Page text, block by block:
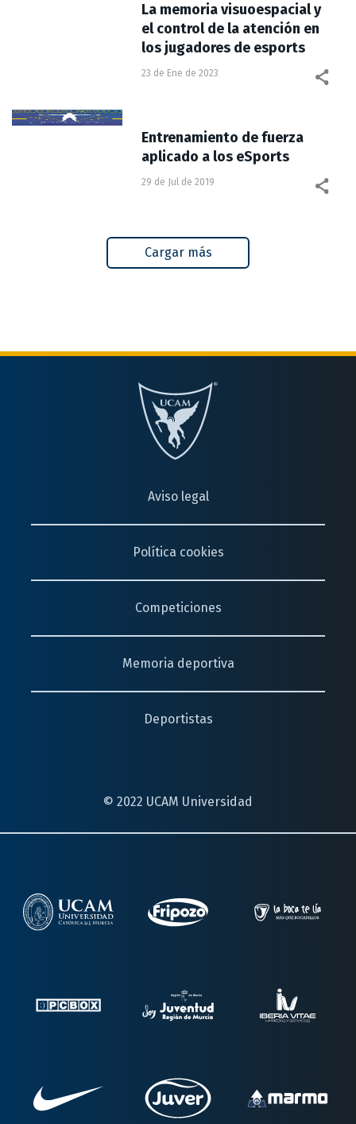
La memoria visuoespacial y
el control de la atención en
los jugadores de esports
23 de Ene de 2023
Entrenamiento de fuerza
aplicado a los eSports
29 de Jul de 2019
Cargar más
Aviso legal
Política cookies
Competiciones
Memoria deportiva
Deportistas
© 2022 UCAM Universidad